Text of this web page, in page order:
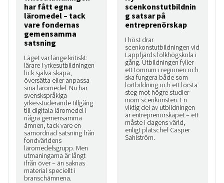
har fått egna
läromedel – tack
vare fondernas
gemensamma
satsning
Läget var länge kritiskt:
lärare i yrkesutbildningen
fick själva skapa,
översätta eller anpassa
sina läromedel. Nu har
svenskspråkiga
yrkesstuderande tillgång
till digitala läromedel i
några gemensamma
ämnen, tack vare en
samordnad satsning från
fondvärldens
läromedelsgrupp. Men
utmaningarna är långt
ifrån över – än saknas
material speciellt i
branschämnena.
scenkonstutbildnin
g satsar på
entreprenörskap
I höst drar
scenkonstutbildningen vid
Lappfjärds folkhögskola i
gång. Utbildningen fyller
ett tomrum i regionen och
ska fungera både som
fortbildning och ett första
steg mot högre studier
inom scenkonsten. En
viktig del av utbildningen
är entreprenörskapet – ett
måste i dagens värld,
enligt platschef Casper
Sahlström.